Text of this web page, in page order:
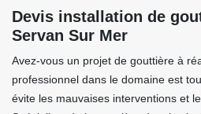
Devis installation de
Servan Sur Mer
Avez-vous un projet de gouttière à
professionnel dans le domaine est
évite les mauvaises interventions et